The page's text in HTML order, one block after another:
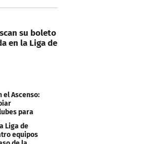
su boleto
en la Liga de
el Ascenso:
para
Liga de
equipos